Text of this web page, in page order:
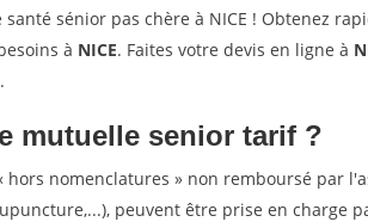
sénior pas chère à NICE ! Obtenez
à NICE. Faites votre devis en ligne à
.
mutuelle senior tarif ?
hors nomenclatures » non remboursé par
peuvent être prise en charge